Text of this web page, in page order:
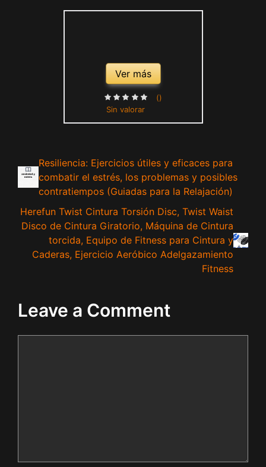
Ver más
Sin valorar
()
Resiliencia: Ejercicios útiles y eficaces para
combatir el estrés, los problemas y posibles
contratiempos (Guiadas para la Relajación)
Herefun Twist Cintura Torsión Disc, Twist Waist
Disco de Cintura Giratorio, Máquina de Cintura
torcida, Equipo de Fitness para Cintura y
Caderas, Ejercicio Aeróbico Adelgazamiento
Fitness
Leave a Comment